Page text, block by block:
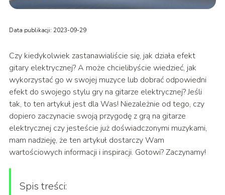
Data publikacji: 2023-09-29
Czy kiedykolwiek zastanawialiście się, jak działa efekt
gitary elektrycznej? A może chcielibyście wiedzieć, jak
wykorzystać go w swojej muzyce lub dobrać odpowiedni
efekt do swojego stylu gry na gitarze elektrycznej? Jeśli
tak, to ten artykuł jest dla Was! Niezależnie od tego, czy
dopiero zaczynacie swoją przygodę z grą na gitarze
elektrycznej czy jesteście już doświadczonymi muzykami,
mam nadzieję, że ten artykuł dostarczy Wam
wartościowych informacji i inspiracji. Gotowi? Zaczynamy!
Spis treści: